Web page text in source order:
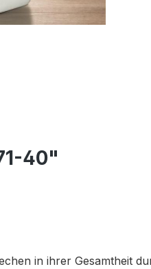
40"
in ihrer Gesamtheit